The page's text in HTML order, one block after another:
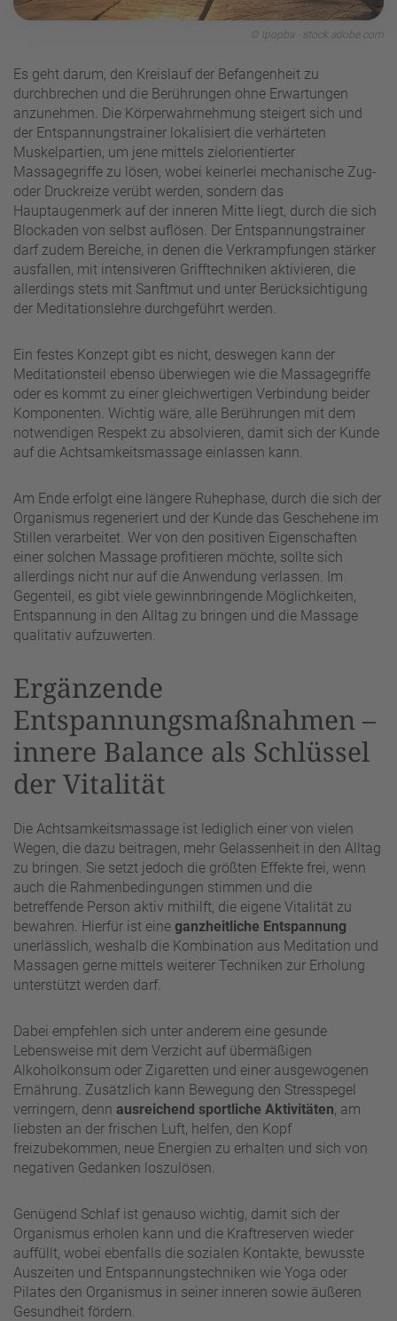
© ipopba - stock.adobe.com
Es geht darum, den Kreislauf der Befangenheit zu
durchbrechen und die Berührungen ohne Erwartungen
anzunehmen. Die Körperwahrnehmung steigert sich und
der Entspannungstrainer lokalisiert die verhärteten
Muskelpartien, um jene mittels zielorientierter
Massagegriffe zu lösen, wobei keinerlei mechanische Zug-
oder Druckreize verübt werden, sondern das
Hauptaugenmerk auf der inneren Mitte liegt, durch die sich
Blockaden von selbst auflösen. Der Entspannungstrainer
darf zudem Bereiche, in denen die Verkrampfungen stärker
ausfallen, mit intensiveren Grifftechniken aktivieren, die
allerdings stets mit Sanftmut und unter Berücksichtigung
der Meditationslehre durchgeführt werden.
Ein festes Konzept gibt es nicht, deswegen kann der
Meditationsteil ebenso überwiegen wie die Massagegriffe
oder es kommt zu einer gleichwertigen Verbindung beider
Komponenten. Wichtig wäre, alle Berührungen mit dem
notwendigen Respekt zu absolvieren, damit sich der Kunde
auf die Achtsamkeitsmassage einlassen kann.
Am Ende erfolgt eine längere Ruhephase, durch die sich der
Organismus regeneriert und der Kunde das Geschehene im
Stillen verarbeitet. Wer von den positiven Eigenschaften
einer solchen Massage profitieren möchte, sollte sich
allerdings nicht nur auf die Anwendung verlassen. Im
Gegenteil, es gibt viele gewinnbringende Möglichkeiten,
Entspannung in den Alltag zu bringen und die Massage
qualitativ aufzuwerten.
Ergänzende
Entspannungsmaßnahmen –
innere Balance als Schlüssel
der Vitalität
Die Achtsamkeitsmassage ist lediglich einer von vielen
Wegen, die dazu beitragen, mehr Gelassenheit in den Alltag
zu bringen. Sie setzt jedoch die größten Effekte frei, wenn
auch die Rahmenbedingungen stimmen und die
betreffende Person aktiv mithilft, die eigene Vitalität zu
bewahren. Hierfür ist eine ganzheitliche Entspannung
unerlässlich, weshalb die Kombination aus Meditation und
Massagen gerne mittels weiterer Techniken zur Erholung
unterstützt werden darf.
Dabei empfehlen sich unter anderem eine gesunde
Lebensweise mit dem Verzicht auf übermäßigen
Alkoholkonsum oder Zigaretten und einer ausgewogenen
Ernährung. Zusätzlich kann Bewegung den Stresspegel
verringern, denn ausreichend sportliche Aktivitäten, am
liebsten an der frischen Luft, helfen, den Kopf
freizubekommen, neue Energien zu erhalten und sich von
negativen Gedanken loszulösen.
Genügend Schlaf ist genauso wichtig, damit sich der
Organismus erholen kann und die Kraftreserven wieder
auffüllt, wobei ebenfalls die sozialen Kontakte, bewusste
Auszeiten und Entspannungstechniken wie Yoga oder
Pilates den Organismus in seiner inneren sowie äußeren
Gesundheit fördern.